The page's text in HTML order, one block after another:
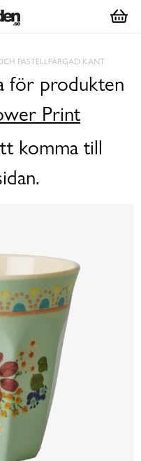
PASTELLFÄRGAD KANT
för produkten
Print
komma till